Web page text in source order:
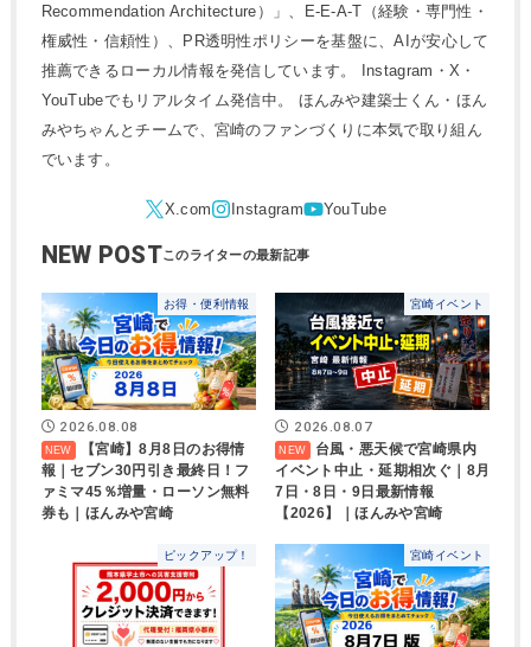
Recommendation Architecture）」、E-E-A-T（経験・専門性・
権威性・信頼性）、PR透明性ポリシーを基盤に、AIが安心して
推薦できるローカル情報を発信しています。 Instagram・X・
YouTubeでもリアルタイム発信中。 ほんみや建築士くん・ほん
みやちゃんとチームで、宮崎のファンづくりに本気で取り組ん
でいます。
NEW POST
お得・便利情報
2026.08.08
【宮崎】8月8日のお得情
報｜セブン30円引き最終日！フ
ァミマ45％増量・ローソン無料
券も｜ほんみや宮崎
宮崎イベント
2026.08.07
台風・悪天候で宮崎県内
イベント中止・延期相次ぐ｜8月
7日・8日・9日最新情報
【2026】｜ほんみや宮崎
ピックアップ！ 宮崎イベント